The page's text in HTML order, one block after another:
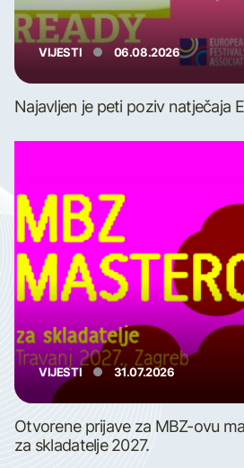
VIJESTI 06.08.2026
Najavljen je peti poziv natječaja
VIJESTI 31.07.2026
Otvorene prijave za MBZ-ovu
za skladatelje 2027.